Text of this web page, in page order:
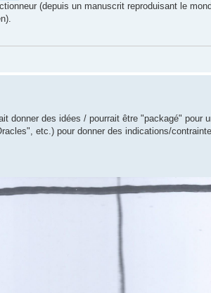
(depuis un manuscrit reproduisant le
donner des idées / pourrait être "packagé" pour
etc.) pour donner des indications/